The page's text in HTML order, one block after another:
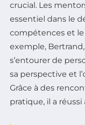
crucial. Les
essentiel dans le
compétences et le
exemple, Bertrand,
s’entourer de
sa perspective et
Grâce à des
pratique, il a